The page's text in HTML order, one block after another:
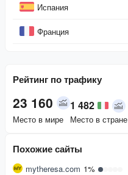
Испания
Франция
Рейтинг по трафику
23 160
Место в мире
1 482
Место в стране
Похожие сайты
mytheresa.com 1%